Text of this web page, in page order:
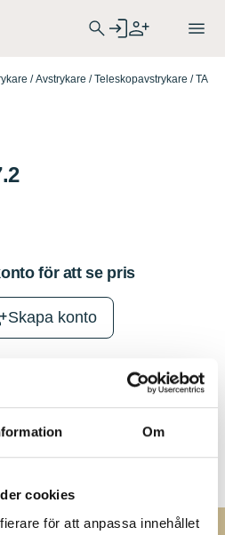
Om
cookies
för att anpassa innehållet
/Avstrykare /Teleskopavstrykare /TA
för att se pris
Skapa konto